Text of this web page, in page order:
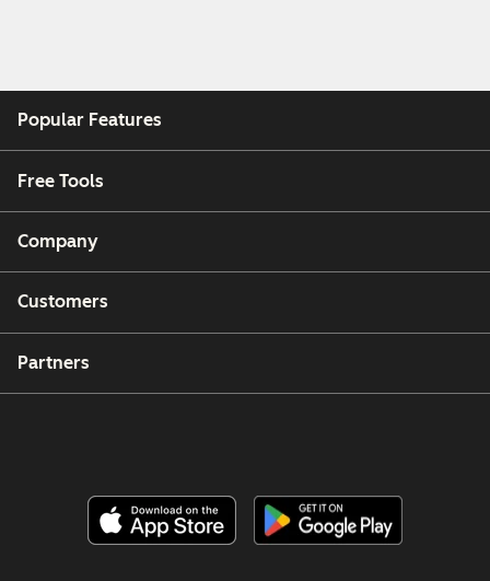
Popular Features
Free Tools
Company
Customers
Partners